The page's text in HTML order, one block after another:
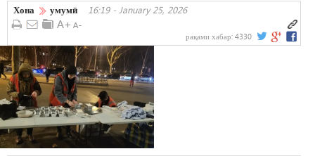
Хона умумӣ 16:19 - January 25, 2026
рақами хабар: 4330